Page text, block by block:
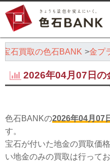
宝石買取の色石BANK 金プ
2026年04月07日の
色石BANKの2026年04月07
す。
宝石が付いた地金の買取価
い地金のみの買取は行って